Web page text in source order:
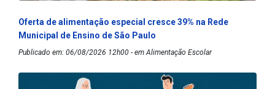
Oferta de alimentação especial cresce 39% na Rede
Municipal de Ensino de São Paulo
Publicado em: 06/08/2026 12h00 - em Alimentação Escolar